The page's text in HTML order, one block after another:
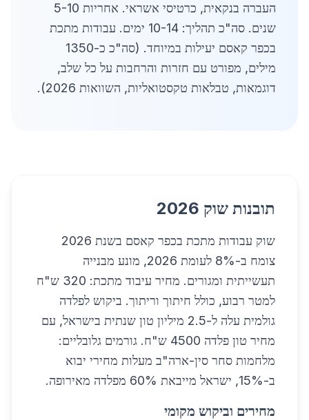
העברה בנקאית, כרטיסי אשראי. אחריות 5-10
שנים. סה"כ תהליך: 10-14 ימים. עבודות מתכת
בכפר קאסם יעילות במיוחד. (סה"כ כ-1350
מילים, מפורט עם חזרות והרחבות על כל שלב,
דוגמאות, טבלאות טקסטואליות, השוואות 2026).
תובנות שוק 2026
שוק עבודות מתכת בכפר קאסם בשנת 2026
צומח ב-8% לעומת 2026, מונע מבנייה
תעשייתית ומגורים. מחיר עיבוד מתכת: 320 ש"ח
למטר רבוע, כולל חיתוך וריתוך. ביקוש לפלדה
גולמית עלה ל-2.5 מיליון טון שנתית בישראל, עם
מחיר טון פלדה 4500 ש"ח. גורמים גלובליים:
מלחמות סחר סין-ארה"ב מעלות מחירי יבוא
ב-15%, ישראל מייבאת 60% מפלדה מאירופה.
מחירים וביקוש מקומי